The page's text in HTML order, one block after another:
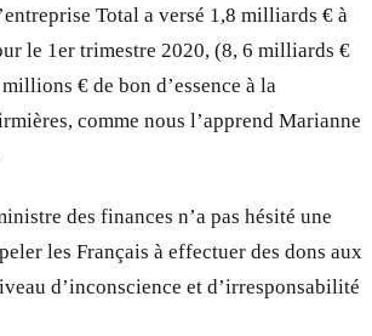
Total a versé 1,8 milliards € à
le 1er trimestre 2020, (8, 6 milliards €
€ de bon d’essence à la
comme nous l’apprend Marianne
des finances n’a pas hésité une
les Français à effectuer des dons aux
d’inconscience et d’irresponsabilité